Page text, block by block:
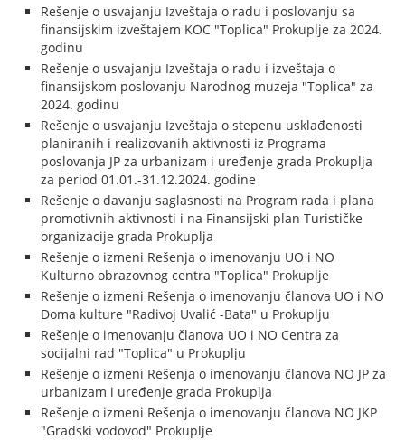
Rešenje o usvajanju Izveštaja o radu i poslovanju sa
finansijskim izveštajem KOC "Toplica" Prokuplje za 2024.
godinu
Rešenje o usvajanju Izveštaja o radu i izveštaja o
finansijskom poslovanju Narodnog muzeja "Toplica" za
2024. godinu
Rešenje o usvajanju Izveštaja o stepenu usklađenosti
planiranih i realizovanih aktivnosti iz Programa
poslovanja JP za urbanizam i uređenje grada Prokuplja
za period 01.01.-31.12.2024. godine
Rešenje o davanju saglasnosti na Program rada i plana
promotivnih aktivnosti i na Finansijski plan Turističke
organizacije grada Prokuplja
Rešenje o izmeni Rešenja o imenovanju UO i NO
Kulturno obrazovnog centra "Toplica" Prokuplje
Rešenje o izmeni Rešenja o imenovanju članova UO i NO
Doma kulture "Radivoj Uvalić -Bata" u Prokuplju
Rešenje o imenovanju članova UO i NO Centra za
socijalni rad "Toplica" u Prokuplju
Rešenje o izmeni Rešenja o imenovanju članova NO JP za
urbanizam i uređenje grada Prokuplja
Rešenje o izmeni Rešenja o imenovanju članova NO JKP
"Gradski vodovod" Prokuplje